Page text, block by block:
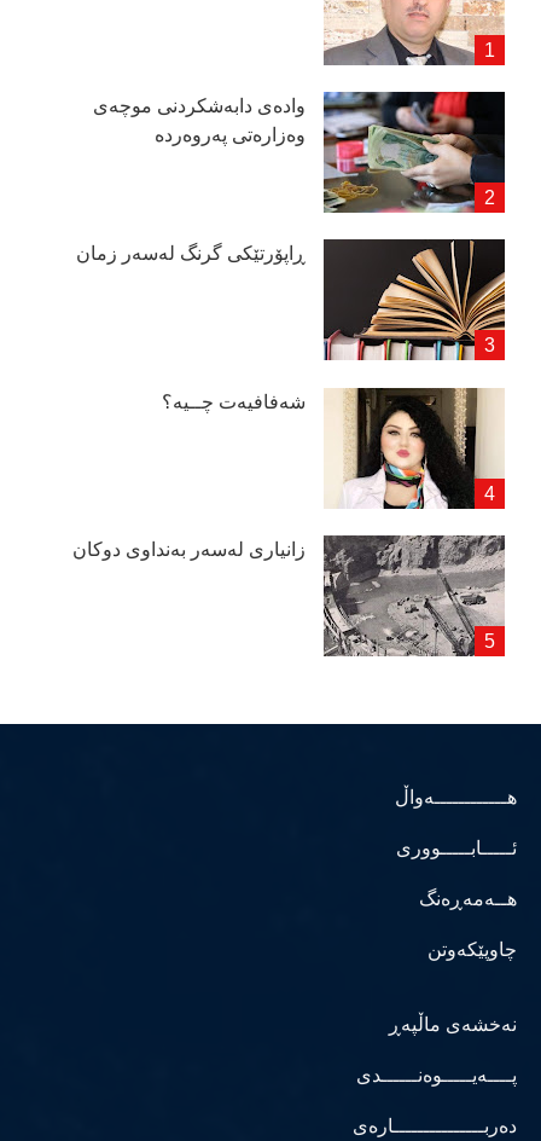
وادەی دابەشكردنی موچەی
وەزارەتی پەروەردە
ڕاپۆرتێكی گرنگ لەسەر زمان
شەفافیەت چــیە؟
زانیاری لەسەر بەنداوی دوكان
هــــــــــــەواڵ
ئـــــابـــــووری
هــەمەڕەنگ
چاوپێکەوتن
نەخشەی ماڵپەڕ
پــــەیـــــوەنــــــدی
دەربـــــــــــــــارەی